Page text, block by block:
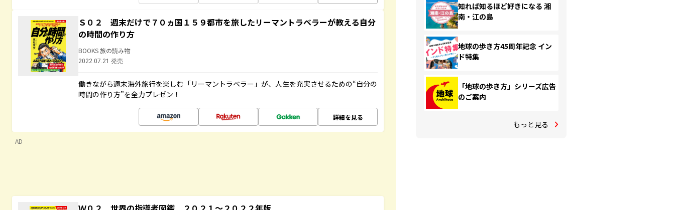
Ｓ０２ 週末だけで７０ヵ国１５９都市を旅したリーマントラベラーが教える自分
の時間の作り方
BOOKS 旅の読み物
2022.07.21 発売
働きながら週末海外旅行を楽しむ「リーマントラベラー」が、人生を充実させるための“自分の
時間の作り方”を全力プレゼン！
詳細を見る
AD
知れば知るほど好きになる 湘
南・江の島
地球の歩き方45周年記念 イン
ド特集
「地球の歩き方」シリーズ広告
のご案内
もっと見る